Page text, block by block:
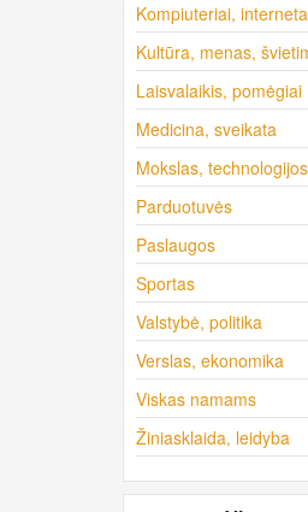
Kompiuteriai,
Kultūra, menas,
Laisvalaikis, pomėgiai
Medicina, sveikata
Mokslas, technologijos
Parduotuvės
Paslaugos
Sportas
Valstybė, politika
Verslas, ekonomika
Viskas namams
Žiniasklaida, leidyba